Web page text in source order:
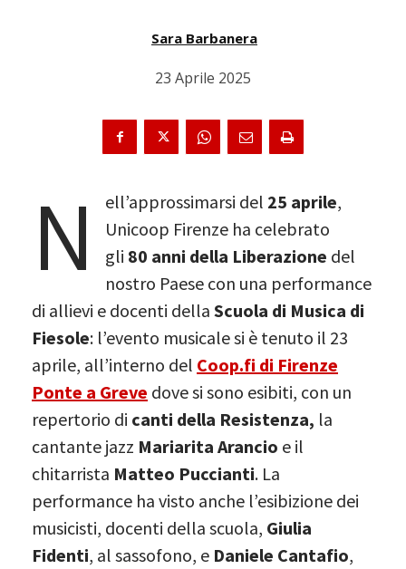
Sara Barbanera
23 Aprile 2025
N ell’approssimarsi del 25 aprile,
Unicoop Firenze ha celebrato
gli 80 anni della Liberazione del
nostro Paese con una performance
di allievi e docenti della Scuola di Musica di
Fiesole: l’evento musicale si è tenuto il 23
aprile, all’interno del Coop.fi di Firenze
Ponte a Greve dove si sono esibiti, con un
repertorio di canti della Resistenza, la
cantante jazz Mariarita Arancio e il
chitarrista Matteo Puccianti. La
performance ha visto anche l’esibizione dei
musicisti, docenti della scuola, Giulia
Fidenti, al sassofono, e Daniele Cantafio,